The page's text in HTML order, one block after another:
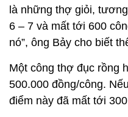
là những thợ giỏi,
6 – 7 và mất tới 600
nó”, ông Bảy cho biết
Một công thợ đục rồng
500.000 đồng/công.
điểm này đã mất tới